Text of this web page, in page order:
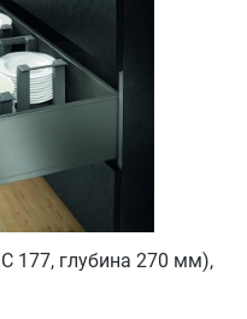
177, глубина 270 мм),